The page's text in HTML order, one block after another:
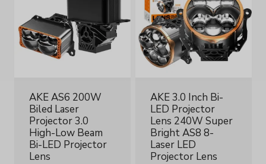
AKE AS6 200W
Biled Laser
Projector 3.0
High-Low Beam
Bi-LED Projector
Lens
AKE 3.0 Inch Bi-
LED Projector
Lens 240W Super
Bright AS8 8-
Laser LED
Projector Lens